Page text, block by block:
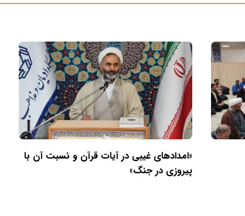
«امدادهای غیبی در آیات قرآن و نسبت آن با
پیروزی در جنگ»